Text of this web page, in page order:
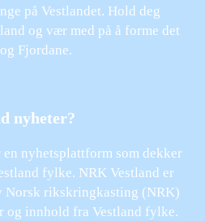
på Vestlandet. Hold deg
og vær med på å forme det
Fjordane.
nyheter?
nyhetsplattform som dekker
fylke. NRK Vestland er
Norsk rikskringkasting (NRK)
og innhold fra Vestland fylke.